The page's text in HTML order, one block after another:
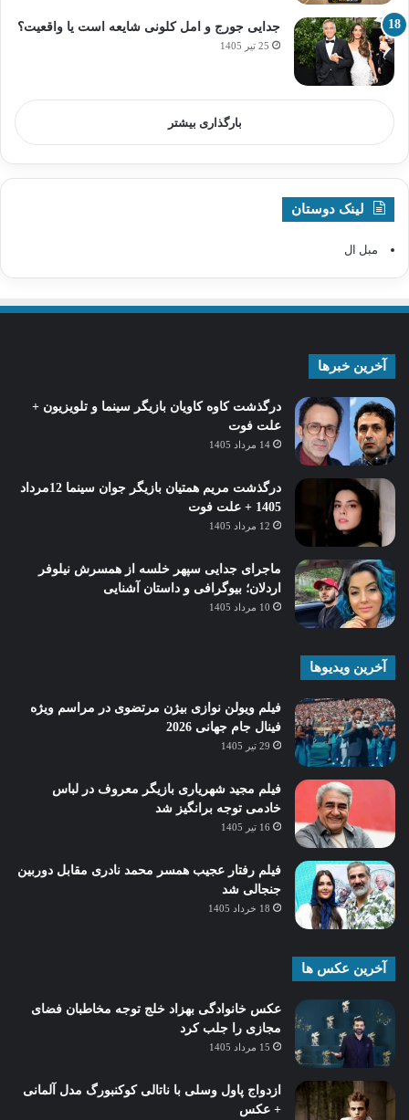
جدایی جورج و امل کلونی شایعه است یا واقعیت؟
25 تیر 1405
بارگذاری بیشتر
لینک دوستان
مبل ال
آخرین خبرها
درگذشت کاوه کاویان بازیگر سینما و تلویزیون +
علت فوت
14 مرداد 1405
درگذشت مریم همتیان بازیگر جوان سینما 12مرداد
1405 + علت فوت
12 مرداد 1405
ماجرای جدایی سپهر خلسه از همسرش نیلوفر
اردلان؛ بیوگرافی و داستان آشنایی
10 مرداد 1405
آخرین ویدیوها
فیلم ویولن نوازی بیژن مرتضوی در مراسم ویژه
فینال جام جهانی 2026
29 تیر 1405
فیلم مجید شهریاری بازیگر معروف در لباس
خادمی توجه برانگیز شد
16 تیر 1405
فیلم رفتار عجیب همسر محمد نادری مقابل دوربین
جنجالی شد
18 خرداد 1405
آخرین عکس ها
عکس خانوادگی بهزاد خلج توجه مخاطبان فضای
مجازی را جلب کرد
15 مرداد 1405
ازدواج پاول وسلی با ناتالی کوکنبورگ مدل آلمانی
+ عکس